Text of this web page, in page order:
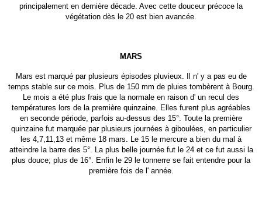
principalement en dernière décade. Avec cette douceur précoce la
végétation dès le 20 est bien avancée.
MARS
Mars est marqué par plusieurs épisodes pluvieux. Il n' y a pas eu de
temps stable sur ce mois. Plus de 150 mm de pluies tombèrent à Bourg.
Le mois a été plus frais que la normale en raison d' un recul des
températures lors de la première quinzaine. Elles furent plus agréables
en seconde période, parfois au-dessus des 15°. Toute la première
quinzaine fut marquée par plusieurs journées à giboulées, en particulier
les 4,7,11,13 et même 18 mars. Le 15 le mercure a bien du mal à
atteindre la barre des 5°. La plus belle journée fut le 24 et ce fut aussi la
plus douce; plus de 16°. Enfin le 29 le tonnerre se fait entendre pour la
première fois de l' année.